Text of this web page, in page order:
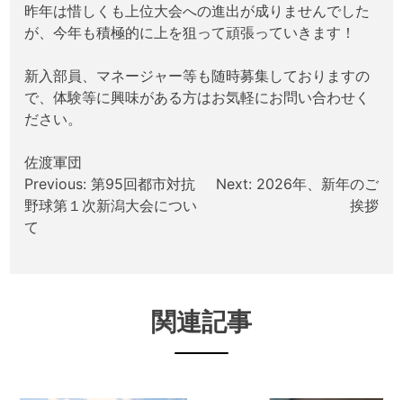
昨年は惜しくも上位大会への進出が成りませんでした
が、今年も積極的に上を狙って頑張っていきます！
新入部員、マネージャー等も随時募集しておりますの
で、体験等に興味がある方はお気軽にお問い合わせく
ださい。
佐渡軍団
投
稿
Previous: 第95回都市対抗
野球第１次新潟大会につい
て
Next: 2026年、新年のご
挨拶
関連記事